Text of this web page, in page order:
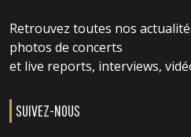
Retrouvez toutes nos
photos de concerts
et live reports, interviews,
SUIVEZ-NOUS